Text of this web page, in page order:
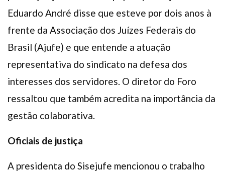
Eduardo André disse que esteve por dois anos à
frente da Associação dos Juízes Federais do
Brasil (Ajufe) e que entende a atuação
representativa do sindicato na defesa dos
interesses dos servidores. O diretor do Foro
ressaltou que também acredita na importância da
gestão colaborativa.
Oficiais de justiça
A presidenta do Sisejufe mencionou o trabalho